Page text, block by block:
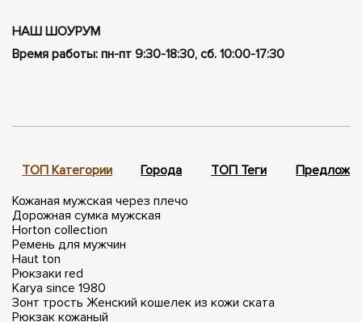
НАШ ШОУРУМ
Время работы: пн-пт 9:30-18:30, сб. 10:00-17:30
ТОП Категории Города ТОП Теги
Кожаная мужская через плечо
Дорожная сумка мужская
Horton collection
Ремень для мужчин
Haut ton
Рюкзаки red
Karya since 1980
Зонт трость Женский кошелек из кожи ската
Рюкзак кожаный